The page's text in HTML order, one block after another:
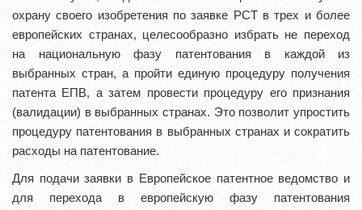
охрану своего изобретения по заявке РСТ в трех и более
европейских странах, целесообразно избрать не переход
на национальную фазу патентования в каждой из
выбранных стран, а пройти единую процедуру получения
патента ЕПВ, а затем провести процедуру его признания
(валидации) в выбранных странах. Это позволит упростить
процедуру патентования в выбранных странах и сократить
расходы на патентование.
Для подачи заявки в Европейское патентное ведомство и
для перехода в европейскую фазу патентования